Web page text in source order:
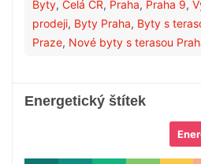
Byty, Celá ČR, Praha, Praha 9,
prodeji, Byty Praha, Byty s
Praze, Nové byty s terasou
Energetický štítek